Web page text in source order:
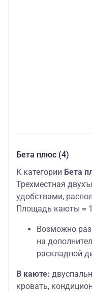
Бета плюс (4)
К категории Бета
Трехместная
удобствами,
Площадь каюты ≈
Возможно
на
раскладной
В каюте:
кровать,